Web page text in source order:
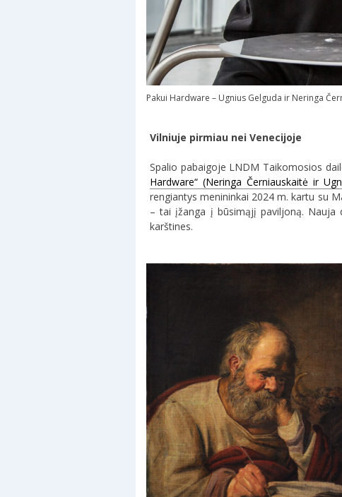
Pakui Hardware – Ugnius Gelguda ir Neringa
Vilniuje pirmiau nei Venecijoje
Spalio pabaigoje LNDM Taikomosios
Hardware“ (Neringa Černiauskaitė ir
rengiantys menininkai 2024 m. kartu su
– tai įžanga į būsimąjį paviljoną. Nauja
karštines.